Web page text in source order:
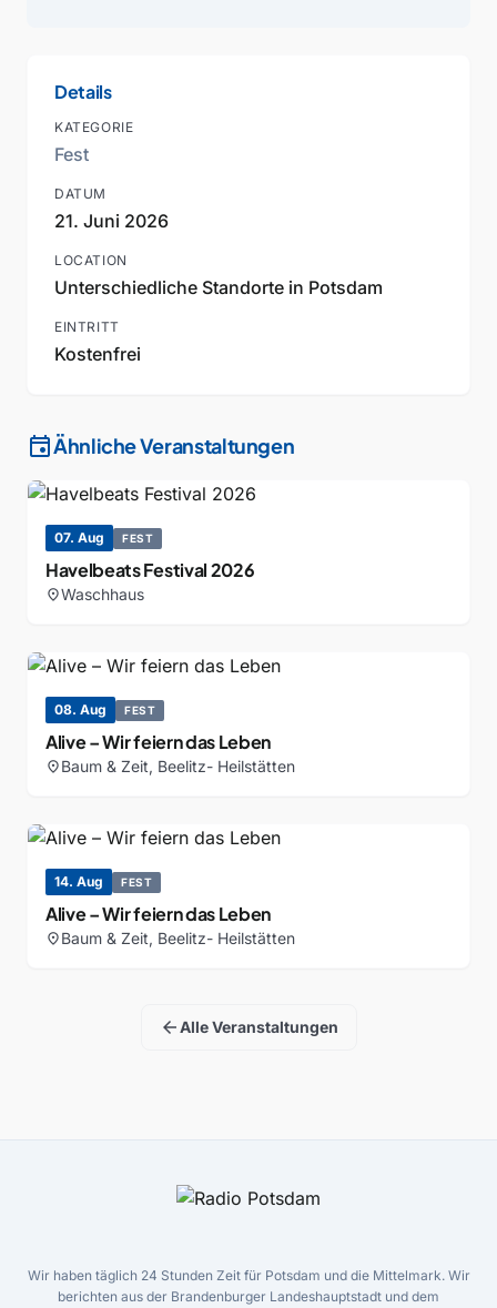
Details
KATEGORIE
Fest
DATUM
21. Juni 2026
LOCATION
Unterschiedliche Standorte in Potsdam
EINTRITT
Kostenfrei
eventÄhnliche Veranstaltungen
07. Aug FEST
Havelbeats Festival 2026
location_onWaschhaus
08. Aug FEST
Alive – Wir feiern das Leben
location_onBaum & Zeit, Beelitz- Heilstätten
14. Aug FEST
Alive – Wir feiern das Leben
location_onBaum & Zeit, Beelitz- Heilstätten
arrow_backAlle Veranstaltungen
Wir haben täglich 24 Stunden Zeit für Potsdam und die Mittelmark. Wir
berichten aus der Brandenburger Landeshauptstadt und dem